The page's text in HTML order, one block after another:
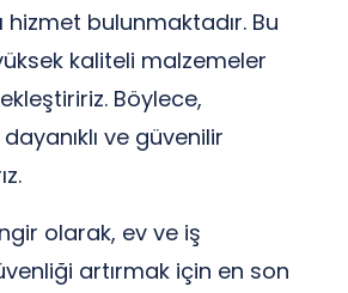
hizmet bulunmaktadır. Bu
kaliteli malzemeler
Böylece,
ve güvenilir
olarak, ev ve iş
artırmak için en son